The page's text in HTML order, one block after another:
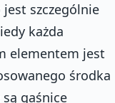
jest szczególnie
każda
elementem jest
środka
gaśnice